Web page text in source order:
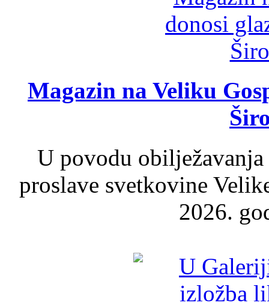
Magazin na Veliku
U povodu
proslave svetkovine
2026.